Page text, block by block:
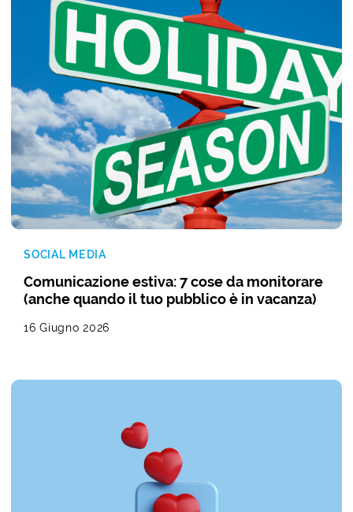
SOCIAL MEDIA
Comunicazione estiva: 7 cose da monitorare
(anche quando il tuo pubblico è in vacanza)
16 Giugno 2026